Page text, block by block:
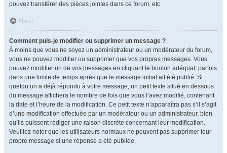
pouvez transférer des pièces jointes dans ce forum, etc.
Haut
Comment puis-je modifier ou supprimer un message ?
À moins que vous ne soyez un administrateur ou un modérateur du forum,
vous ne pouvez modifier ou supprimer que vos propres messages. Vous
pouvez modifier un de vos messages en cliquant le bouton adéquat, parfois
dans une limite de temps après que le message initial ait été publié. Si
quelqu’un a déjà répondu à votre message, un petit texte situé en dessous
du message affichera le nombre de fois que vous l’avez modifié, contenant
la date et l’heure de la modification. Ce petit texte n’apparaîtra pas s’il s’agit
d’une modification effectuée par un modérateur ou un administrateur, bien
qu’ils puissent rédiger une raison discrète concernant leur modification.
Veuillez noter que les utilisateurs normaux ne peuvent pas supprimer leur
propre message si une réponse a été publiée.